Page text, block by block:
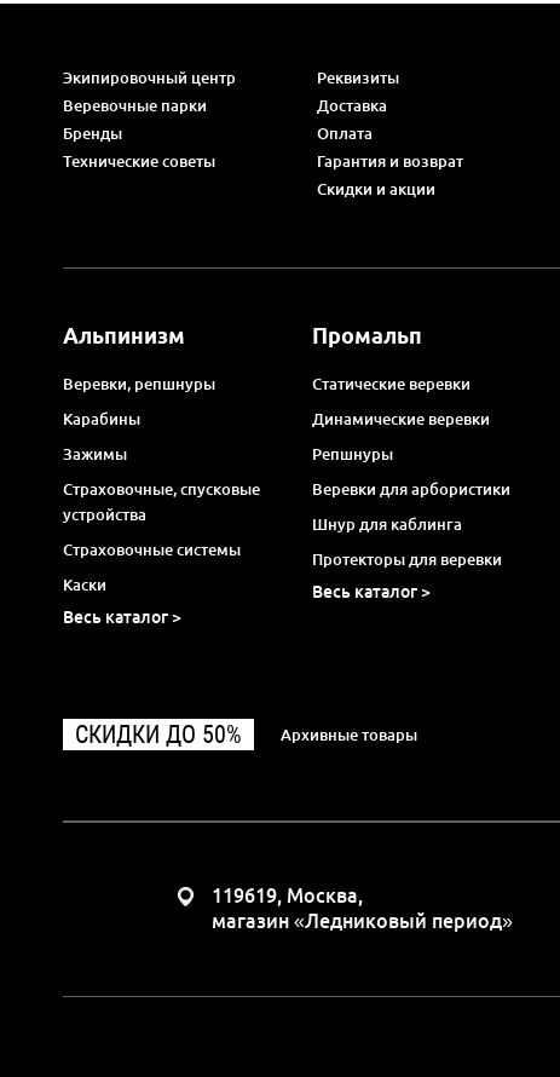
Экипировочный центр
Веревочные парки
Бренды
Технические советы
Реквизиты
Доставка
Оплата
Гарантия и возврат
Скидки и акции
Альпинизм
Веревки, репшнуры
Карабины
Зажимы
Страховочные, спусковые
устройства
Страховочные системы
Каски
Весь каталог >
Промальп
Статические веревки
Динамические веревки
Репшнуры
Веревки для арбористики
Шнур для каблинга
Протекторы для веревки
Весь каталог >
СКИДКИ ДО 50% Архивные товары
119619, Москва,
магазин «Ледниковый период»